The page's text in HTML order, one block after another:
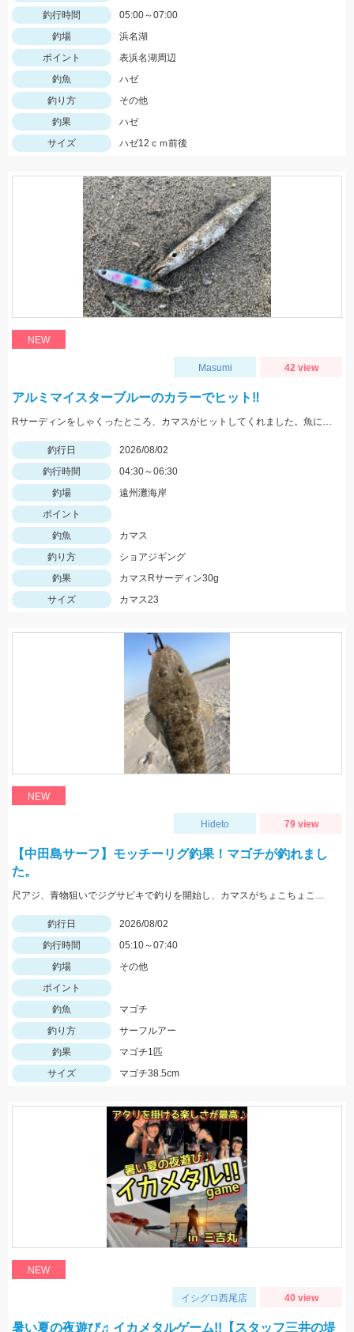
釣行時間
05:00～07:00
釣場
浜名湖
ポイント
表浜名湖周辺
釣魚
ハゼ
釣り方
その他
釣果
ハゼ
サイズ
ハゼ12ｃｍ前後
NEW
Masumi 42 view
アルミマイスターブルーのカラーでヒット‼️
Rサーディンをしゃくったところ、カマスがヒットしてくれました。魚に感謝です。 新色のマイスターブルーカラーで釣れ嬉しい1匹です。
釣行日
2026/08/02
釣行時間
04:30～06:30
釣場
遠州灘海岸
ポイント
釣魚
カマス
釣り方
ショアジギング
釣果
カマスRサーディン30g
サイズ
カマス23
NEW
Hideto 79 view
【中田島サーフ】モッチーリグ釣果！マゴチが釣れまし
た。
尺アジ、青物狙いでジグサビキで釣りを開始し、カマスがちょこちょこ釣れるものの、狙いの魚は釣れず…。そこで先週、スズキ、イシモチを釣ることができたモッチーリグをセット！スパテラを使ってシャクりながら誘っていると、ゴンっと強い当たりがあり、なかなか歯ごたえのある引きを楽しみながら慎重に引き上げると、正体はマゴチでした。人生初マゴチの喜びと、モッチーリグで釣れたことの驚きでとても充実した釣行でした。絡まないし、ちゃんと釣れるし、モッチーリグに心から感謝しています( ´ ▽ ` )ﾉ
釣行日
2026/08/02
釣行時間
05:10～07:40
釣場
その他
ポイント
釣魚
マゴチ
釣り方
サーフルアー
釣果
マゴチ1匹
サイズ
マゴチ38.5cm
NEW
イシグロ西尾店 40 view
暑い夏の夜遊び♬イカメタルゲーム!!【スタッフ三井の堤